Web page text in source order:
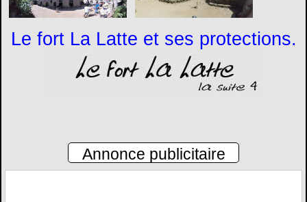
Le fort La Latte et ses protections.
Annonce publicitaire